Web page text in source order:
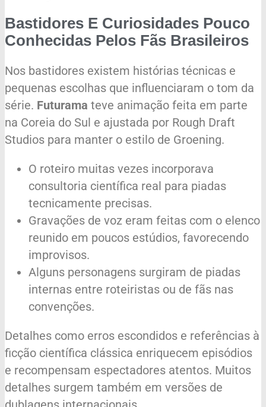
Bastidores E Curiosidades Pouco
Conhecidas Pelos Fãs Brasileiros
Nos bastidores existem histórias técnicas e
pequenas escolhas que influenciaram o tom da
série. Futurama teve animação feita em parte
na Coreia do Sul e ajustada por Rough Draft
Studios para manter o estilo de Groening.
O roteiro muitas vezes incorporava
consultoria científica real para piadas
tecnicamente precisas.
Gravações de voz eram feitas com o elenco
reunido em poucos estúdios, favorecendo
improvisos.
Alguns personagens surgiram de piadas
internas entre roteiristas ou de fãs nas
convenções.
Detalhes como erros escondidos e referências à
ficção científica clássica enriquecem episódios
e recompensam espectadores atentos. Muitos
detalhes surgem também em versões de